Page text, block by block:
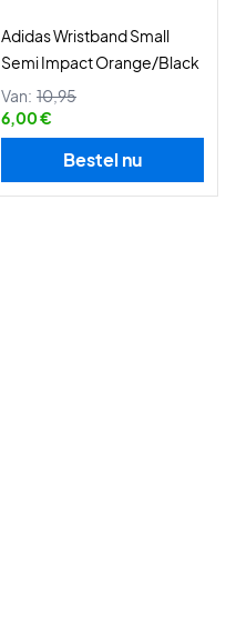
Adidas Wristband Small
Semi Impact Orange/Black
Van: 10,95
6,00 €
Bestel nu